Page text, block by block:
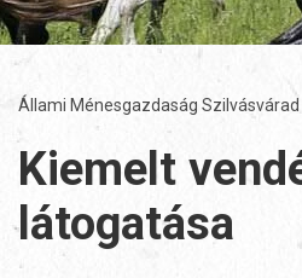
Állami Ménesgazdaság Szilvásvárad
Kiemelt
látogatása